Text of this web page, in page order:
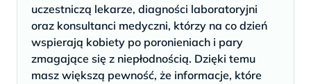
uczestniczą lekarze, diagności laboratoryjni
oraz konsultanci medyczni, którzy na co dzień
wspierają kobiety po poronieniach i pary
zmagające się z niepłodnością. Dzięki temu
masz większą pewność, że informacje, które